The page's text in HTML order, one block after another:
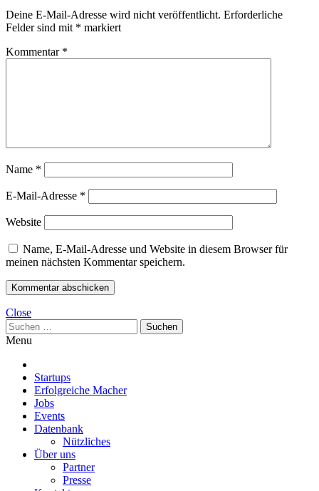
Deine E-Mail-Adresse wird nicht veröffentlicht. Erforderliche
Felder sind mit * markiert
Kommentar *
Name *
E-Mail-Adresse *
Website
Name, E-Mail-Adresse und Website in diesem Browser für
meinen nächsten Kommentar speichern.
Close
Suchen
nach:
Menu
Startups
Erfolgreiche Macher
Jobs
Events
Datenbank
Nützliches
Über uns
Partner
Presse